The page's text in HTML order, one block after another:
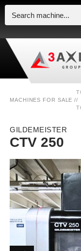
MACHINES FOR SALE //
GILDEMEISTER
CTV 250